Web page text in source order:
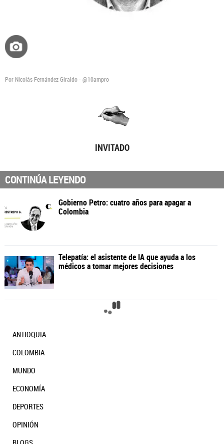
Por Nicolás Fernández Giraldo - @10ampro
INVITADO
CONTINÚA LEYENDO
ANTIOQUIA
COLOMBIA
MUNDO
ECONOMÍA
DEPORTES
OPINIÓN